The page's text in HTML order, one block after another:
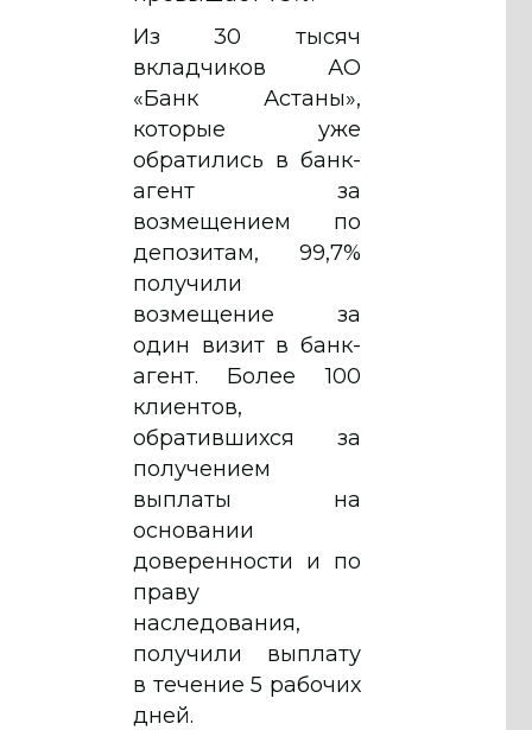
Из 30 тысяч
вкладчиков АО
«Банк Астаны»,
которые уже
обратились в банк-
агент за
возмещением по
депозитам, 99,7%
получили
возмещение за
один визит в банк-
агент. Более 100
клиентов,
обратившихся за
получением
выплаты на
основании
доверенности и по
праву
наследования,
получили выплату
в течение 5 рабочих
дней.